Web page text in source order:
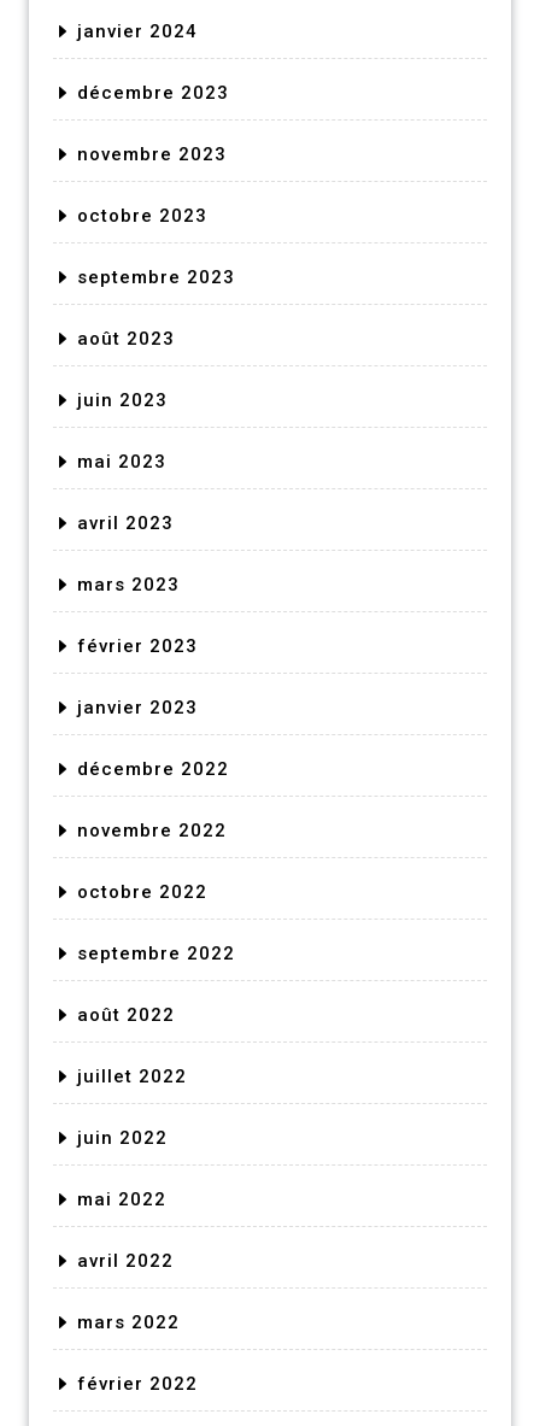
janvier 2024
décembre 2023
novembre 2023
octobre 2023
septembre 2023
août 2023
juin 2023
mai 2023
avril 2023
mars 2023
février 2023
janvier 2023
décembre 2022
novembre 2022
octobre 2022
septembre 2022
août 2022
juillet 2022
juin 2022
mai 2022
avril 2022
mars 2022
février 2022